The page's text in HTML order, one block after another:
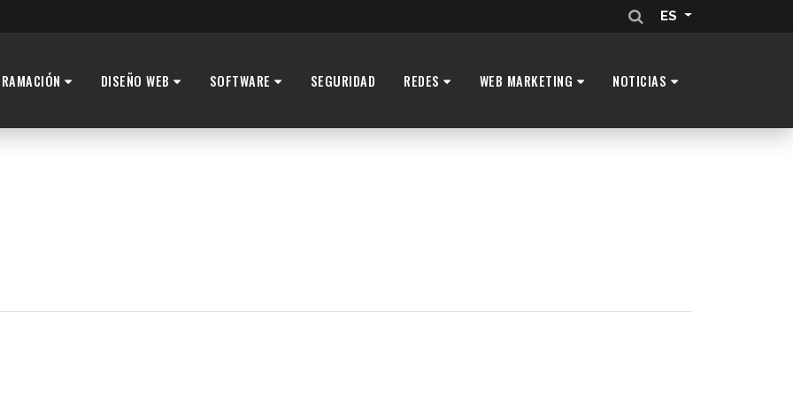
ES
DISEÑO WEB SOFTWARE SEGURIDAD REDES WEB MARKETING NOTICIAS